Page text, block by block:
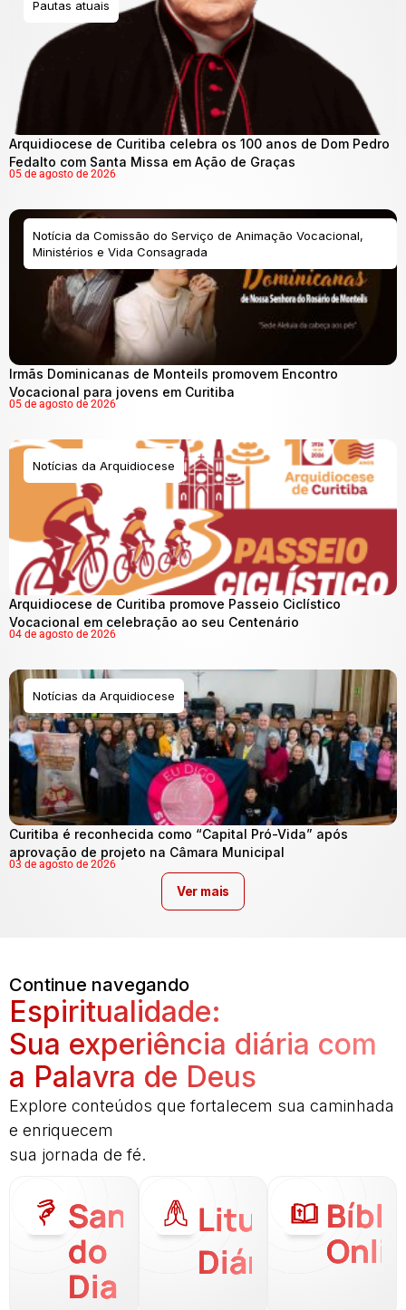
Pautas atuais
Arquidiocese de Curitiba celebra os 100 anos de Dom Pedro
Fedalto com Santa Missa em Ação de Graças
05 de agosto de 2026
Notícia da Comissão do Serviço de Animação Vocacional,
Ministérios e Vida Consagrada
Irmãs Dominicanas de Monteils promovem Encontro
Vocacional para jovens em Curitiba
05 de agosto de 2026
Notícias da Arquidiocese
Arquidiocese de Curitiba promove Passeio Ciclístico
Vocacional em celebração ao seu Centenário
04 de agosto de 2026
Notícias da Arquidiocese
Curitiba é reconhecida como “Capital Pró-Vida” após
aprovação de projeto na Câmara Municipal
03 de agosto de 2026
Ver mais
Continue navegando
Espiritualidade:
Sua experiência diária com
a Palavra de Deus
Explore conteúdos que fortalecem sua caminhada
e enriquecem
sua jornada de fé.
Santo
do
Dia
Liturgia
Diária